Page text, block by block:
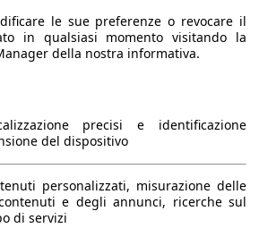
1499 ccm
Diesel
4380 mm
1610 mm
1860 mm
le sue preferenze o revocare il
in qualsiasi momento visitando la
della nostra informativa.
precisi e identificazione
del dispositivo
personalizzati, misurazione delle
e degli annunci, ricerche sul
di servizi